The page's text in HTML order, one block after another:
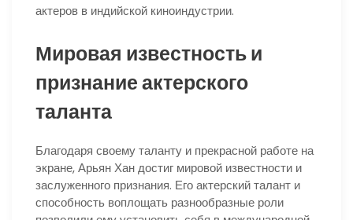
актеров в индийской киноиндустрии.
Мировая известность и
признание актерского
таланта
Благодаря своему таланту и прекрасной работе на
экране, Арьян Хан достиг мировой известности и
заслуженного признания. Его актерский талант и
способность воплощать разнообразные роли